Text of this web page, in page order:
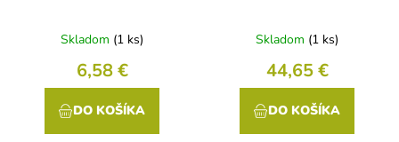
Skladom (1 ks)
6,58 €
DO KOŠÍKA
Skladom (1 ks)
44,65 €
DO KOŠÍKA